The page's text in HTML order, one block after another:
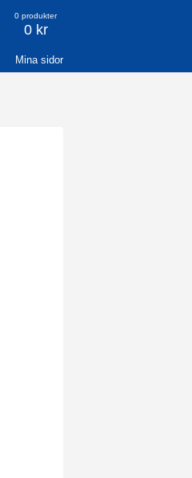
0 produkter
0 kr
Mina sidor